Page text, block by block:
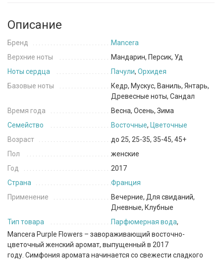
Описание
Бренд
Mancera
Верхние ноты
Мандарин, Персик, Уд
Ноты сердца
Пачули, Орхидея
Базовые ноты
Кедр, Мускус, Ваниль, Янтарь,
Древесные ноты, Сандал
Время года
Весна, Осень, Зима
Семейство
Восточные, Цветочные
Возраст
до 25, 25-35, 35-45, 45+
Пол
женские
Год
2017
Страна
Франция
Применение
Вечерние, Для свиданий,
Дневные, Клубные
Тип товара
Парфюмерная вода,
Mancera Purple Flowers – завораживающий восточно-
цветочный женский аромат, выпущенный в 2017
году. Симфония аромата начинается со свежести сладкого